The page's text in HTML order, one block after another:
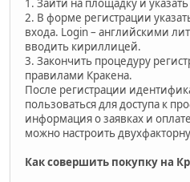
1. Зайти на площадку и указать
2. В форме регистрации
входа. Login – английскими
вводить кириллицей.
3. Закончить процедуру
правилами Кракена.
После регистрации
пользоваться для доступа к
информация о заявках и
можно настроить
Как совершить покупку на